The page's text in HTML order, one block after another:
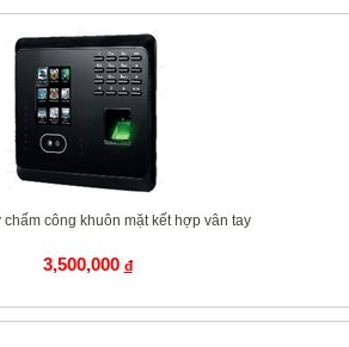
chấm công khuôn mặt kết hợp vân tay
3,500,000 đ